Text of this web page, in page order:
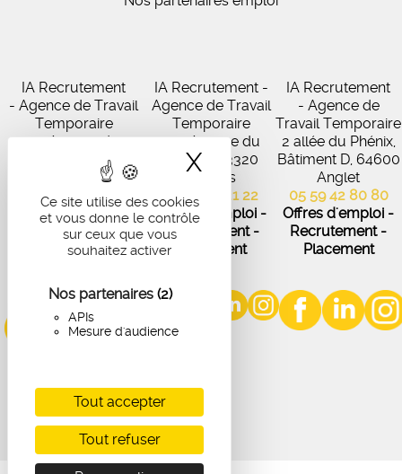
Ce site utilise des cookies
et vous donne le contrôle
sur ceux que vous
souhaitez activer
Nos partenaires (2)
APIs
Mesure d'audience
Tout accepter
Tout refuser
X Masquer le
IA Recrutement
- Agence de Travail
Temporaire
27 Avenue de
Virecourt, 33370
Artigues-près-
Bordeaux
05 56 67 48 57
Offres d'emploi -
Recrutement -
IA Recrutement -
Agence de Travail
Temporaire
102 Avenue du
Médoc, 33320
Eysines
05 56 45 21 22
Offres d'emploi -
Recrutement -
Placement
IA Recrutement
- Agence de
Travail Temporaire
2 allée du Phénix,
Bâtiment D, 64600
Anglet
05 59 42 80 80
Offres d'emploi -
Recrutement -
Placement